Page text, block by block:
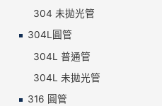
304 未拋光管
304L圓管
304L 普通管
304L 未拋光管
316 圓管